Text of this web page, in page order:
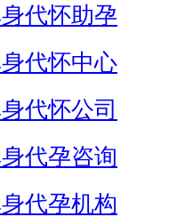
代怀助孕
代怀中心
代怀公司
代孕咨询
代孕机构